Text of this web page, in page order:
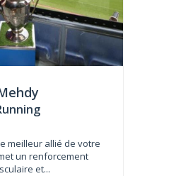
meilleur allié de votre
un renforcement
et...